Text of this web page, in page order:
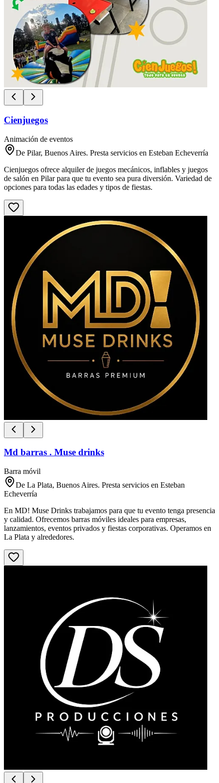
Cienjuegos
Animación de eventos
De Pilar, Buenos Aires. Presta servicios en Esteban Echeverría
Cienjuegos ofrece alquiler de juegos mecánicos, inflables y juegos
de salón en Pilar para que tu evento sea pura diversión. Variedad de
opciones para todas las edades y tipos de fiestas.
Md barras . Muse drinks
Barra móvil
De La Plata, Buenos Aires. Presta servicios en Esteban
Echeverría
En MD! Muse Drinks trabajamos para que tu evento tenga presencia
y calidad. Ofrecemos barras móviles ideales para empresas,
lanzamientos, eventos privados y fiestas corporativas. Operamos en
La Plata y alrededores.